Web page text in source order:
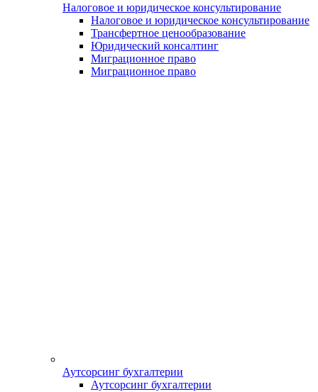
Налоговое и юридическое консультирование
Налоговое и юридическое консультирование
Трансфертное ценообразование
Юридический консалтинг
Миграционное право
Миграционное право
Аутсорсинг бухгалтерии
Аутсорсинг бухгалтерии